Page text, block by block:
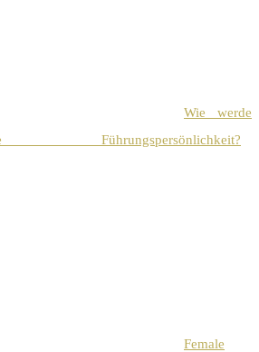
Wie werde
Female